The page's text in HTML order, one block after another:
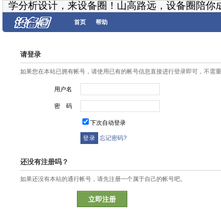
学分析设计，来设备圈！山高路远，设备圈陪你
首页 帮助
请登录
如果您在本站已拥有帐号，请使用已有的帐号信息直接进行登录即可，不需
用户名
密 码
下次自动登录
忘记密码?
还没有注册吗？
如果还没有本站的通行帐号，请先注册一个属于自己的帐号吧。
立即注册